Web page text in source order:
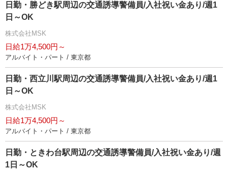
日勤・勝どき駅周辺の交通誘導警備員/入社祝い金あり/週1
日～OK
株式会社MSK
日給1万4,500円～
アルバイト・パート / 東京都
日勤・西立川駅周辺の交通誘導警備員/入社祝い金あり/週1
日～OK
株式会社MSK
日給1万4,500円～
アルバイト・パート / 東京都
日勤・ときわ台駅周辺の交通誘導警備員/入社祝い金あり/週
1日～OK